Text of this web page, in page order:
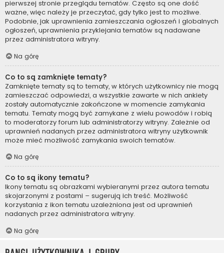
pierwszej stronie przeglądu tematów. Często są one dość
ważne, więc należy je przeczytać, gdy tylko jest to możliwe.
Podobnie, jak uprawnienia zamieszczania ogłoszeń i globalnych
ogłoszeń, uprawnienia przyklejania tematów są nadawane
przez administratora witryny.
Na górę
Co to są zamknięte tematy?
Zamknięte tematy są to tematy, w których użytkownicy nie mogą
zamieszczać odpowiedzi, a wszystkie zawarte w nich ankiety
zostały automatycznie zakończone w momencie zamykania
tematu. Tematy mogą być zamykane z wielu powodów i robią
to moderatorzy forum lub administratorzy witryny. Zależnie od
uprawnień nadanych przez administratora witryny użytkownik
może mieć możliwość zamykania swoich tematów.
Na górę
Co to są ikony tematu?
Ikony tematu są obrazkami wybieranymi przez autora tematu
skojarzonymi z postami – sugerują ich treść. Możliwość
korzystania z ikon tematu uzależniona jest od uprawnień
nadanych przez administratora witryny.
Na górę